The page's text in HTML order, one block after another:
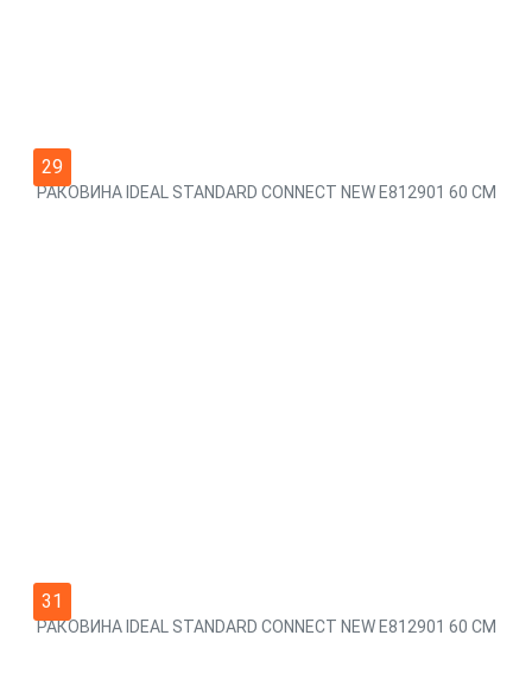
29
РАКОВИНА IDEAL STANDARD CONNECT NEW E812901 60 СМ
31
РАКОВИНА IDEAL STANDARD CONNECT NEW E812901 60 СМ